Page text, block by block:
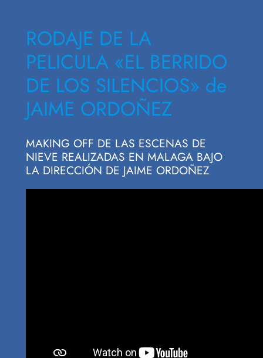
RODAJE DE LA
PELICULA «EL BERRIDO
DE LOS SILENCIOS» de
JAIME ORDOÑEZ
MAKING OFF DE LAS ESCENAS DE
NIEVE REALIZADAS EN MALAGA BAJO
LA DIRECCIÓN DE JAIME ORDOÑEZ